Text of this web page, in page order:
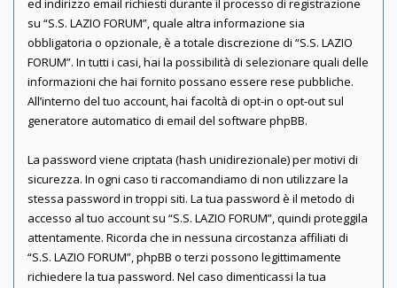
ed indirizzo email richiesti durante il processo di registrazione
su “S.S. LAZIO FORUM”, quale altra informazione sia
obbligatoria o opzionale, è a totale discrezione di “S.S. LAZIO
FORUM”. In tutti i casi, hai la possibilità di selezionare quali delle
informazioni che hai fornito possano essere rese pubbliche.
All’interno del tuo account, hai facoltà di opt-in o opt-out sul
generatore automatico di email del software phpBB.
La password viene criptata (hash unidirezionale) per motivi di
sicurezza. In ogni caso ti raccomandiamo di non utilizzare la
stessa password in troppi siti. La tua password è il metodo di
accesso al tuo account su “S.S. LAZIO FORUM”, quindi proteggila
attentamente. Ricorda che in nessuna circostanza affiliati di
“S.S. LAZIO FORUM”, phpBB o terzi possono legittimamente
richiedere la tua password. Nel caso dimenticassi la tua